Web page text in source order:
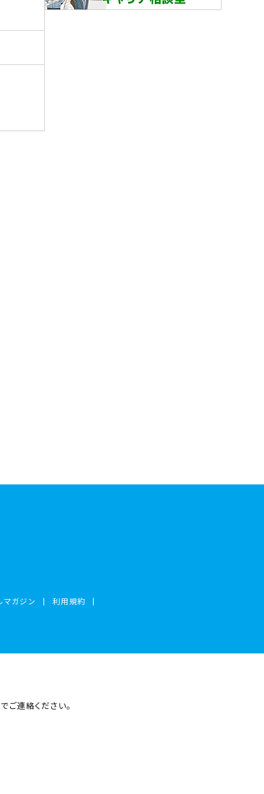
マガジン 利用規約
ご連絡ください。